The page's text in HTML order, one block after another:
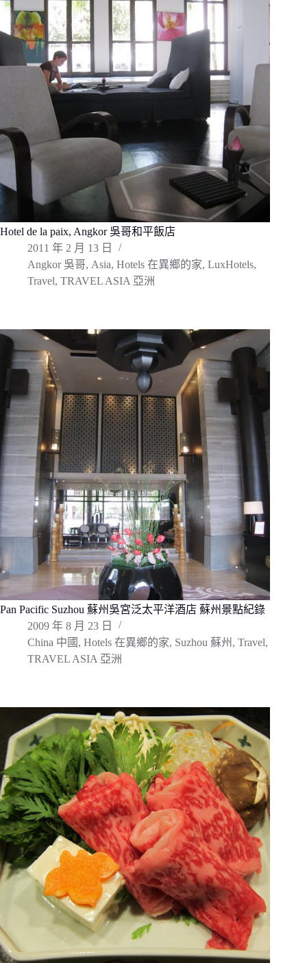
Hotel de la paix, Angkor 吳哥和平飯店
2011 年 2 月 13 日
Angkor 吳哥, Asia, Hotels 在異鄉的家, LuxHotels,
Travel, TRAVEL ASIA 亞洲
Pan Pacific Suzhou 蘇州吳宮泛太平洋酒店 蘇州景點紀錄
2009 年 8 月 23 日
China 中國 , Hotels 在異鄉的家, Suzhou 蘇州 , Travel,
TRAVEL ASIA 亞洲